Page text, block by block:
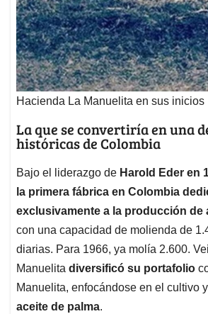
Hacienda La Manuelita en sus inicios
La que se convertiría en una
históricas de Colombia
Bajo el liderazgo de Harold Eder en
la primera fábrica en Colombia
exclusivamente a la producción de
con una capacidad de molienda de
diarias. Para 1966, ya molía 2.600.
Manuelita diversificó su portafolio
Manuelita, enfocándose en el cultivo
aceite de palma.